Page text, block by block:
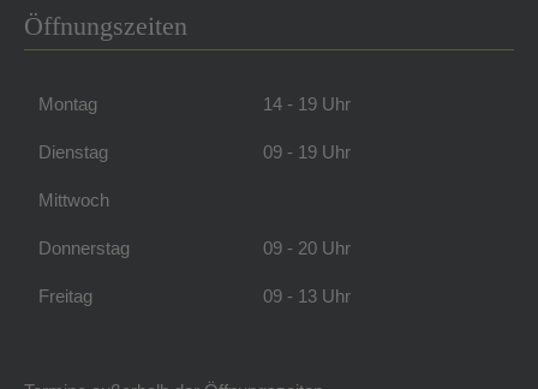
Öffnungszeiten
Montag 14 - 19 Uhr
Dienstag 09 - 19 Uhr
Mittwoch
Donnerstag 09 - 20 Uhr
Freitag 09 - 13 Uhr